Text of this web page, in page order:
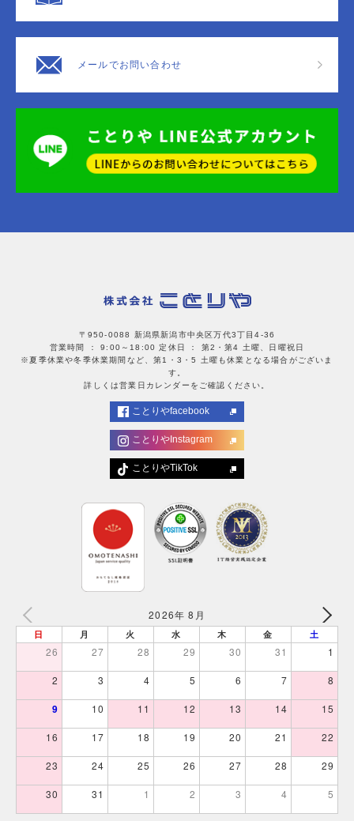
メールでお問い合わせ
〒950-0088 新潟県新潟市中央区万代3丁目4-36
営業時間 ： 9:00～18:00 定休日 ： 第2・第4 土曜、日曜祝日
※夏季休業や冬季休業期間など、第1・3・5 土曜も休業となる場合がございま
す。
詳しくは営業日カレンダーをご確認ください。
ことりやfacebook
ことりやInstagram
ことりやTikTok
2026年 8月
日 月 火 水 木 金 土
26 27 28 29 30 31 1
2 3 4 5 6 7 8
9 10 11 12 13 14 15
16 17 18 19 20 21 22
23 24 25 26 27 28 29
30 31 1 2 3 4 5